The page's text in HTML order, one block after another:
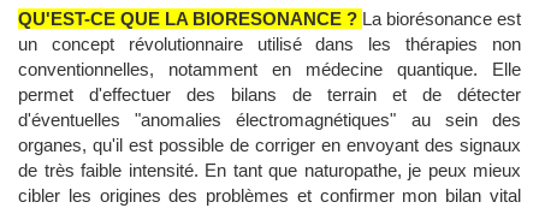
QU'EST-CE QUE LA BIORESONANCE ? La biorésonance est
un concept révolutionnaire utilisé dans les thérapies non
conventionnelles, notamment en médecine quantique. Elle
permet d'effectuer des bilans de terrain et de détecter
d'éventuelles "anomalies électromagnétiques" au sein des
organes, qu'il est possible de corriger en envoyant des signaux
de très faible intensité. En tant que naturopathe, je peux mieux
cibler les origines des problèmes et confirmer mon bilan vital